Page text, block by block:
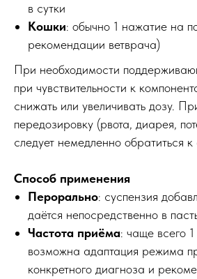
в сутки
Кошки: обычно 1 нажатие на
рекомендации ветврача)
При необходимости
при чувствительности к
снижать или увеличивать дозу.
передозировку (рвота, диарея,
следует немедленно обратиться к
Способ применения
Перорально: суспензия
даётся непосредственно в
Частота приёма: чаще всего
возможна адаптация режима
конкретного диагноза и